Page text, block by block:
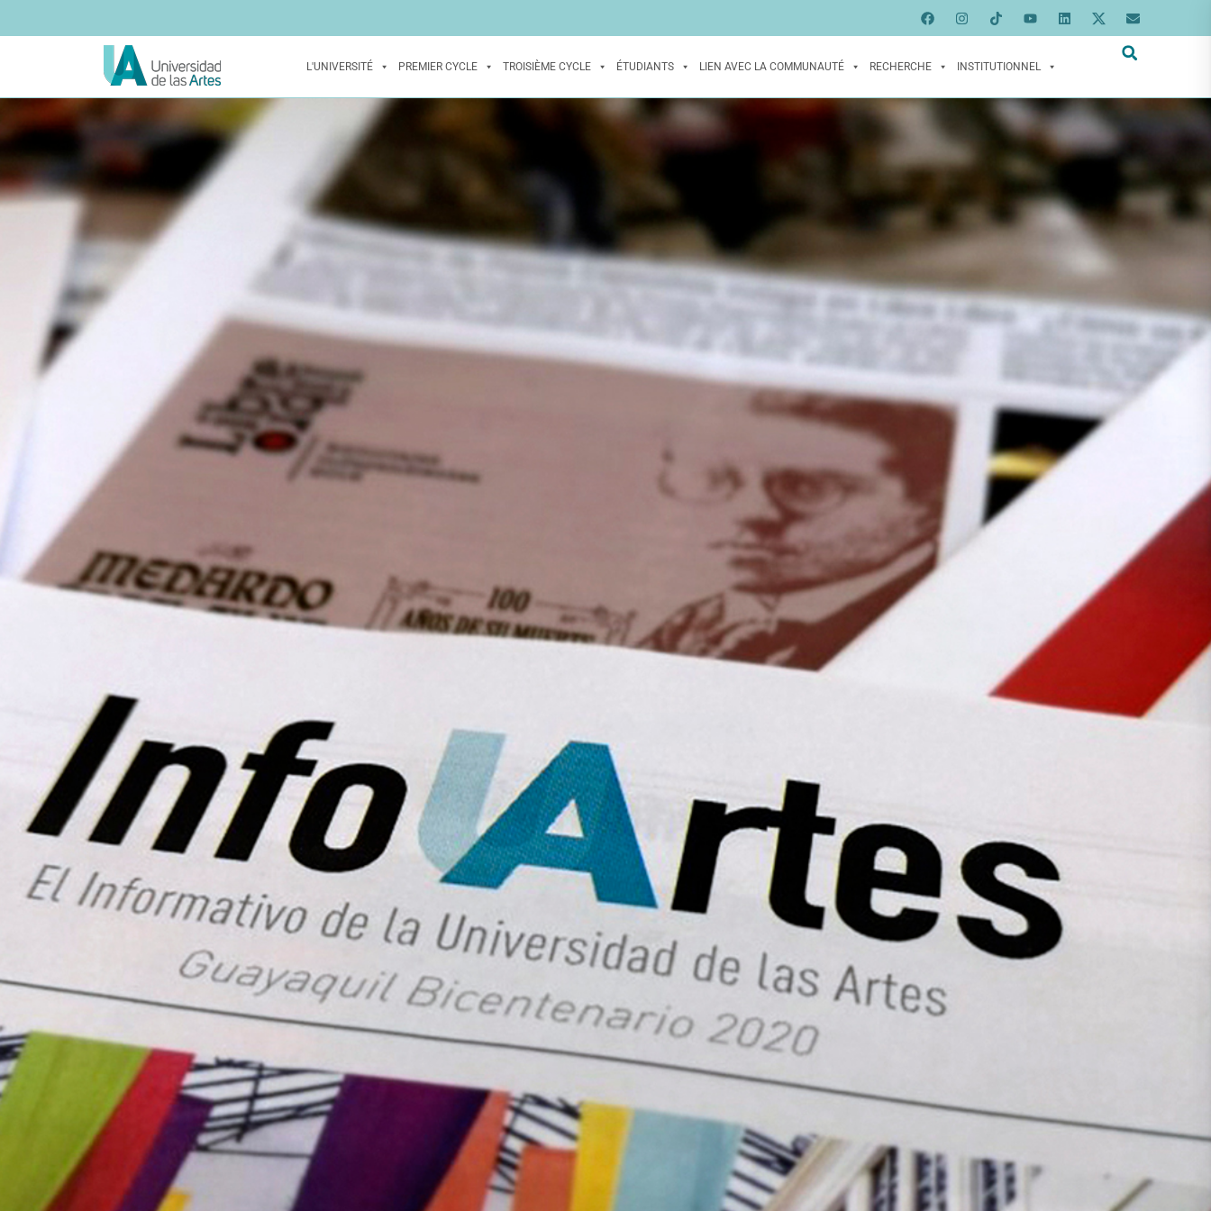
L'UNIVERSITÉ PREMIER CYCLE TROISIÈME CYCLE ÉTUDIANTS LIEN AVEC LA COMMUNAUTÉ RECHERCHE INSTITUTIONNEL